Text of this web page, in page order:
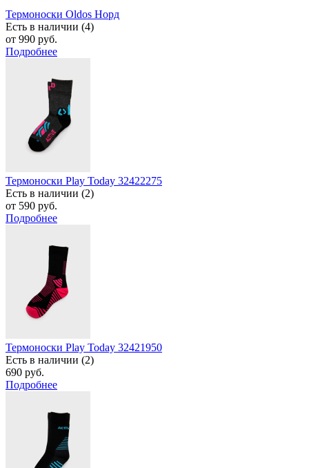
Термоноски Oldos Норд
Есть в наличии (4)
от 990 руб.
Подробнее
Термоноски Play Today 32422275
Есть в наличии (2)
от 590 руб.
Подробнее
Термоноски Play Today 32421950
Есть в наличии (2)
690 руб.
Подробнее